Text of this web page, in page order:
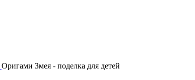
Оригами Змея - поделка для детей